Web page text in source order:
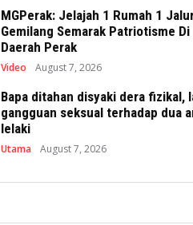
MGPerak: Jelajah 1 Rumah 1
Gemilang Semarak Patriotisme Di
Daerah Perak
Video August 7, 2026
Bapa ditahan disyaki dera fizikal,
gangguan seksual terhadap dua
lelaki
Utama August 7, 2026